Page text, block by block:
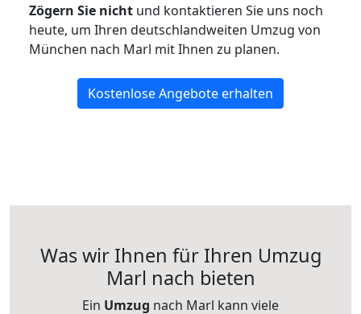
Zögern Sie nicht und kontaktieren Sie uns noch
heute, um Ihren deutschlandweiten Umzug von
München nach Marl mit Ihnen zu planen.
Kostenlose Angebote erhalten
Was wir Ihnen für Ihren Umzug
Marl nach bieten
Ein Umzug nach Marl kann viele